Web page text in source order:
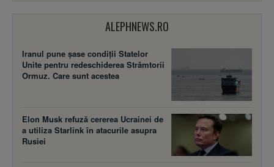
ALEPHNEWS.RO
Iranul pune șase condiții Statelor
Unite pentru redeschiderea Strâmtorii
Ormuz. Care sunt acestea
Elon Musk refuză cererea Ucrainei de
a utiliza Starlink în atacurile asupra
Rusiei